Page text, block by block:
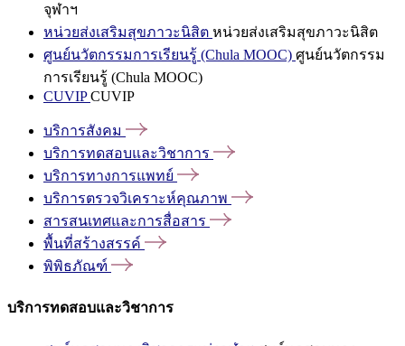
จุฬาฯ
หน่วยส่งเสริมสุขภาวะนิสิต หน่วยส่งเสริมสุขภาวะนิสิต
ศูนย์นวัตกรรมการเรียนรู้ (Chula MOOC) ศูนย์นวัตกรรม
การเรียนรู้ (Chula MOOC)
CUVIPCUVIP
บริการสังคม
บริการทดสอบและวิชาการ
บริการทางการแพทย์
บริการตรวจวิเคราะห์คุณภาพ
สารสนเทศและการสื่อสาร
พื้นที่สร้างสรรค์
พิพิธภัณฑ์
บริการทดสอบและวิชาการ